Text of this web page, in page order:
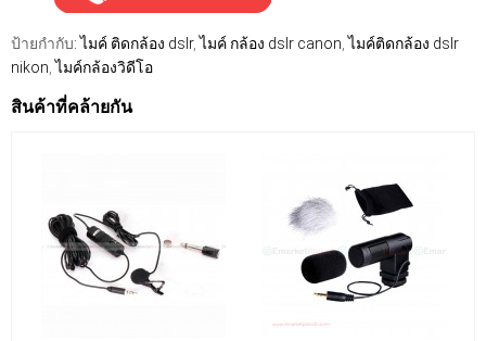
ป้ายกำกับ: ไมค์ ติดกล้อง dslr,ไมค์ กล้อง dslr canon ,ไมค์ติดกล้อง dslr
nikon ,ไมค์กล้องวิดีโอ
สินค้าที่คล้ายกัน